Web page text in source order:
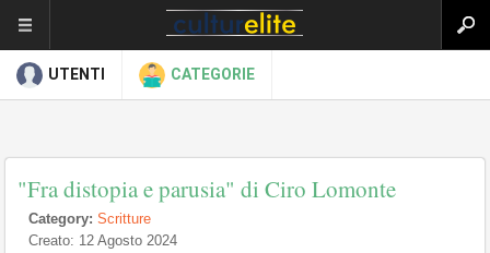
UTENTI CATEGORIE
"Fra distopia e parusia" di Ciro Lomonte
Category: Scritture
Creato: 12 Agosto 2024